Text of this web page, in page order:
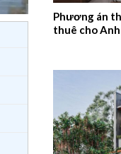
Phương án
thuê cho Anh